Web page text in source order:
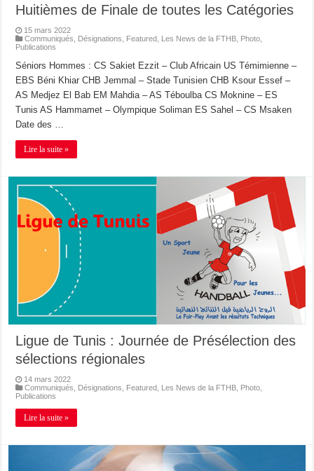
Huitièmes de Finale de toutes les Catégories
15 mars 2022
Communiqués
Désignations Featured Les News de la FTHB Photo
Publications
Séniors Hommes : CS Sakiet Ezzit – Club Africain US Témimienne –
EBS Béni Khiar CHB Jemmal – Stade Tunisien CHB Ksour Essef –
AS Medjez El Bab EM Mahdia – AS Téboulba CS Moknine – ES
Tunis AS Hammamet – Olympique Soliman ES Sahel – CS Msaken
Date des …
Lire la suite »
Ligue de Tunis : Journée de Présélection des
sélections régionales
14 mars 2022
Communiqués, Désignations, Featured, Les News de la FTHB, Photo,
Publications
Lire la suite »